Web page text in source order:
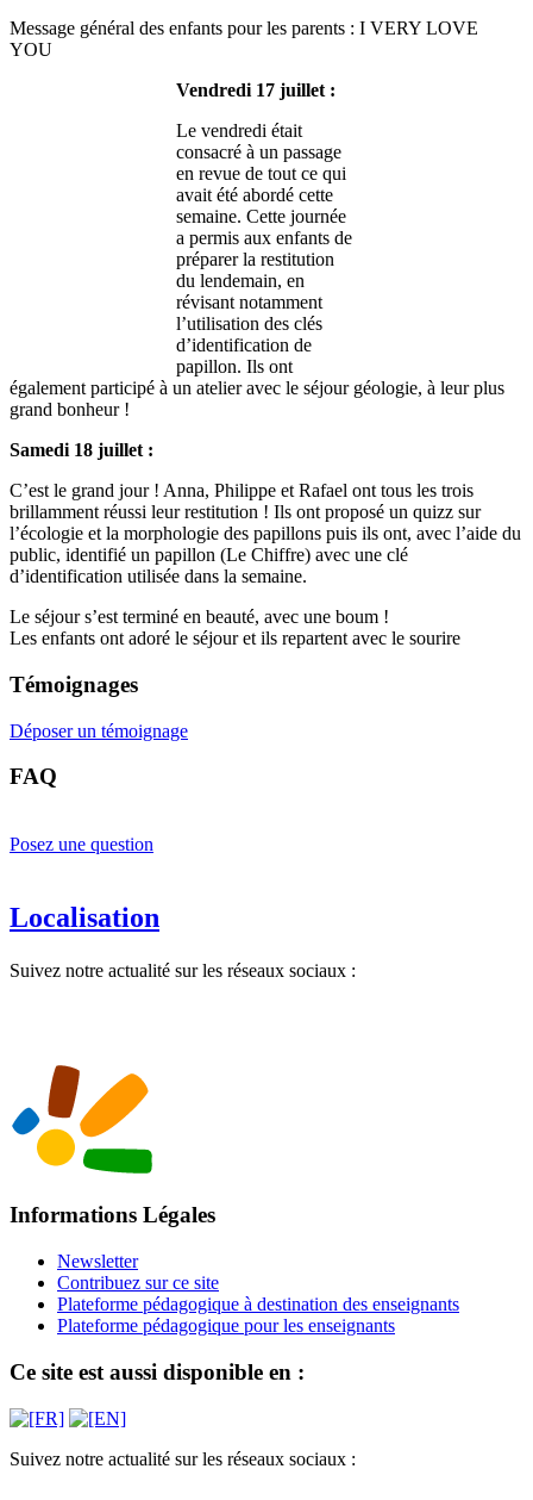
Message général des enfants pour les parents : I VERY LOVE
YOU
Vendredi 17 juillet :
Le vendredi était
consacré à un passage
en revue de tout ce qui
avait été abordé cette
semaine. Cette journée
a permis aux enfants de
préparer la restitution
du lendemain, en
révisant notamment
l’utilisation des clés
d’identification de
papillon. Ils ont
également participé à un atelier avec le séjour géologie, à leur plus
grand bonheur !
Samedi 18 juillet :
C’est le grand jour ! Anna, Philippe et Rafael ont tous les trois
brillamment réussi leur restitution ! Ils ont proposé un quizz sur
l’écologie et la morphologie des papillons puis ils ont, avec l’aide du
public, identifié un papillon (Le Chiffre) avec une clé
d’identification utilisée dans la semaine.
Le séjour s’est terminé en beauté, avec une boum !
Les enfants ont adoré le séjour et ils repartent avec le sourire
Témoignages
Déposer un témoignage
FAQ
Posez une question
Localisation
Suivez notre actualité sur les réseaux sociaux :
Informations Légales
Newsletter
Contribuez sur ce site
Plateforme pédagogique à destination des enseignants
Plateforme pédagogique pour les enseignants
Ce site est aussi disponible en :
Suivez notre actualité sur les réseaux sociaux :